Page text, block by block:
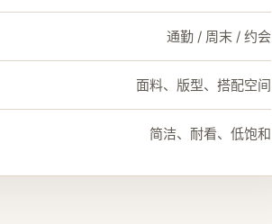
通勤 / 周末 / 约会
面料、版型、搭配空间
简洁、耐看、低饱和